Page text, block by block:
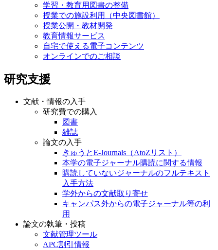
学習・教育用図書の整備
授業での施設利用（中央図書館）
授業公開・教材開発
教育情報サービス
自宅で使える電子コンテンツ
オンラインでのご相談
研究支援
文献・情報の入手
研究費での購入
図書
雑誌
論文の入手
きゅうとE-Journals（AtoZリスト）
本学の電子ジャーナル購読に関する情報
購読していないジャーナルのフルテキスト
入手方法
学外からの文献取り寄せ
キャンパス外からの電子ジャーナル等の利
用
論文の執筆・投稿
文献管理ツール
APC割引情報